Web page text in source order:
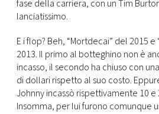
fase della carriera, con un Tim
lanciatissimo.
E i flop? Beh, “Mortdecai” del 2015
2013. Il primo al botteghino non è
incasso, il secondo ha chiuso con
di dollari rispetto al suo costo.
Johnny incassò rispettivamente 10
Insomma, per lui furono comunque